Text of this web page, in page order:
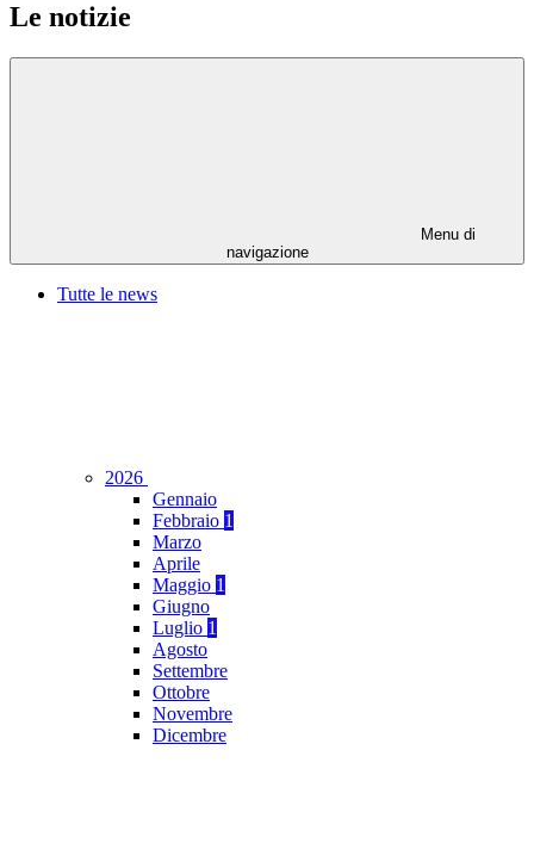
Le notizie
Menu di
navigazione
Tutte le news
2026
Gennaio
Febbraio 1
Marzo
Aprile
Maggio 1
Giugno
Luglio 1
Agosto
Settembre
Ottobre
Novembre
Dicembre